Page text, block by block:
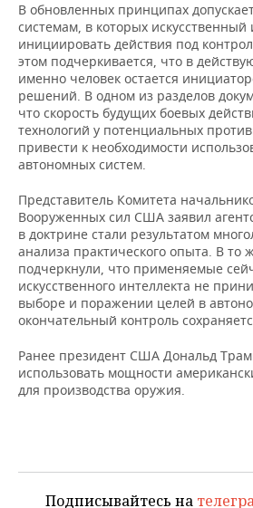
ФИГУРНОЕ КАТАНИЕ
ВОДНЫЕ ВИДЫ СПОРТА
ХОККЕЙ С МЯЧОМ
МЕДИЦИНА
ОБРАЗОВАНИЕ
ПРОИСШЕСТВИЯ
В обновленных принципах
системам, в которых искусственный
инициировать действия под
этом подчеркивается, что в
именно человек остается
решений. В одном из разделов
что скорость будущих боевых
технологий у потенциальных
привести к необходимости
автономных систем.
Представитель Комитета
Вооруженных сил США заявил
в доктрине стали результатом
анализа практического опыта. В то
подчеркнули, что применяемые
искусственного интеллекта не
выборе и поражении целей в
окончательный контроль
Ранее президент США Дональд
использовать мощности
для производства оружия.
Подписывайтесь на